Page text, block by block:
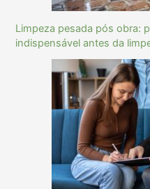
Limpeza pesada pós obra:
indispensável antes da